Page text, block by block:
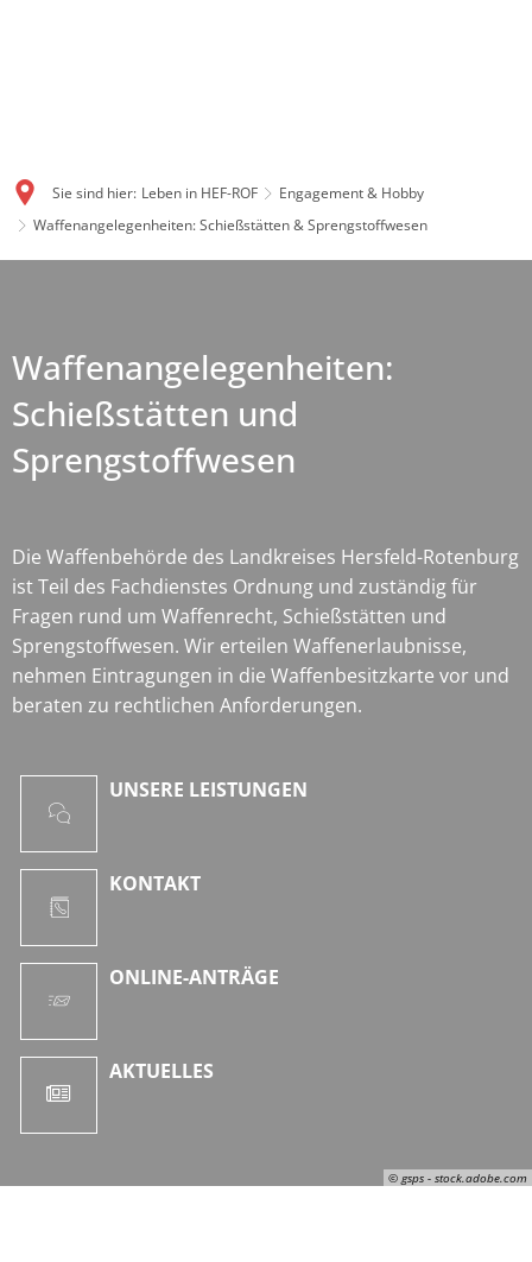
Sie sind hier: Leben in HEF-ROF
Engagement & Hobby
Waffenangelegenheiten: Schießstätten & Sprengstoffwesen
© gsps - stock.adobe.com
Waffenangelegenheiten:
Schießstätten und
Sprengstoffwesen
Die Waffenbehörde des Landkreises Hersfeld-Rotenburg
ist Teil des Fachdienstes Ordnung und zuständig für
Fragen rund um Waffenrecht, Schießstätten und
Sprengstoffwesen. Wir erteilen Waffenerlaubnisse,
nehmen Eintragungen in die Waffenbesitzkarte vor und
beraten zu rechtlichen Anforderungen.
UNSERE LEISTUNGEN
KONTAKT
ONLINE-ANTRÄGE
AKTUELLES